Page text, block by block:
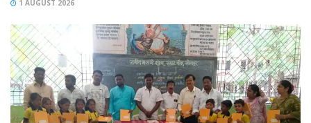
1 AUGUST 2026